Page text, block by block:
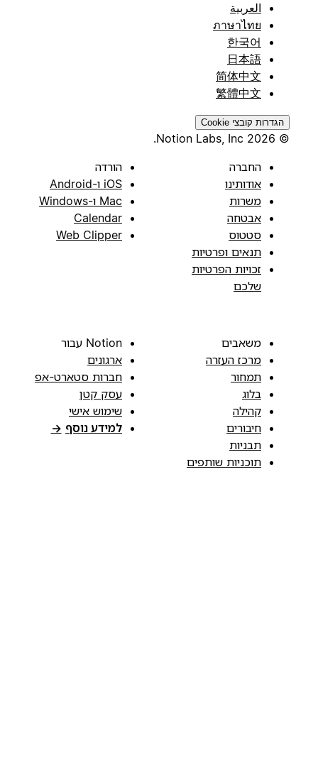
العربية
ภาษาไทย
한국어
日本語
简体中文
繁體中文
הגדרות קובצי Cookie
החברה
אודותינו
משרות
אבטחה
סטטוס
תנאים ופרטיות
זכויות הפרטיות
שלכם
הורדה
iOS ו-Android
Mac ו-Windows
Calendar
Web Clipper
משאבים
מרכז העזרה
תמחור
בלוג
קהילה
חיבורים
תבניות
תוכניות שותפים
Notion עבור
ארגונים
חברות סטארט-אפ
עסק קטן
שימוש אישי
למידע נוסף →